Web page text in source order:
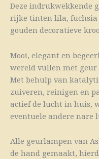
Deze indrukwekkende
rijke tinten lila, fuchsia
gouden decoratieve
Mooi, elegant en
wereld vullen met geur
Met behulp van
zuiveren, reinigen en
actief de lucht in huis,
eventuele andere nare
Alle geurlampen van
de hand gemaakt,